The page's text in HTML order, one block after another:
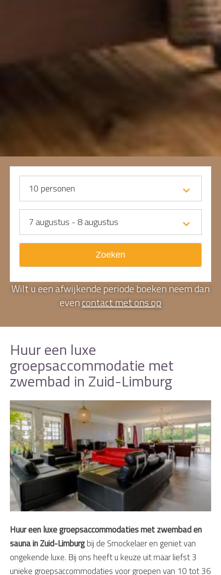
10 personen
7 augustus - 8 augustus
Zoeken
Wilt u een afwijkende periode boeken neem dan
evencontact met ons op
Huur een luxe
groepsaccommodatie met
zwembad in Zuid-Limburg
Huur een luxe groepsaccommodaties met zwembad en
sauna in Zuid-Limburgbij de Smockelaer en geniet van
ongekende luxe. Bij ons heeft u keuze uit maar liefst 3
unieke groepsaccommodaties voor groepen van 10 tot 36